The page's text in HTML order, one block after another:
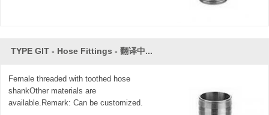
TYPE GIT - Hose Fittings - 翻译中...
Female threaded with toothed hose
shankOther materials are
available.Remark: Can be customized.